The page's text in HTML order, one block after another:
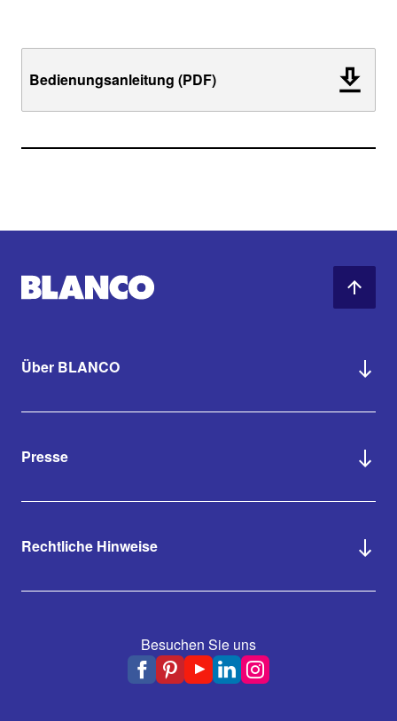
Bedienungsanleitung (PDF)
Über BLANCO
Presse
Rechtliche Hinweise
Besuchen Sie uns